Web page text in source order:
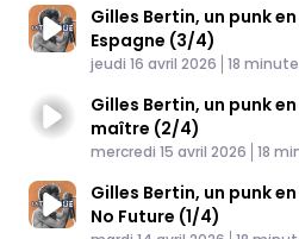
Gilles Bertin, un punk
Espagne (3/4)
Published At
jeudi 16 avril 2026 Time
18
Gilles Bertin, un punk
maître (2/4)
Published At
mercredi 15 avril 2026 Time
18
Gilles Bertin, un punk
No Future (1/4)